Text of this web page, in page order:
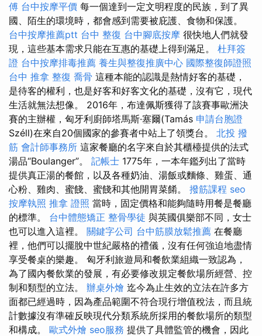
傅 台中按摩平價 每一個達到一定文明程度的民族，到了異
國、陌生的環境時，都會感到需要被庇護、食物和保護。
台中按摩推薦ptt 台中 整復 台中腳底按摩 很快地人們就發
現，這些基本需求只能在互惠的基礎上得到滿足。 杜拜簽
證 台中按摩排毒推薦 養生與整復推廣中心 國際整復師證照
台中 推拿 整復 喬骨 這種本能的認識是熱情好客的基礎，
是待客的權利，也是好客和好客文化的基礎，沒有它，現代
生活就無法想像。 2016年，布達佩斯獲得了該賽事歐洲決
賽的主辦權，匈牙利廚師塔馬斯·塞爾(Tamás 申請台胞證
Széll)在來自20個國家的參賽者中站上了領獎台。 北投 撥
筋 會計師事務所 這家餐廳的名字來自於其櫃檯提供的法式
湯品“Boulanger”。 記帳士 1775年，一本年鑑列出了當時
提供真正湯的餐館，以及各種奶油、湯飯或麵條、雞蛋、通
心粉、雞肉、蜜餞、蜜餞和其他開胃菜餚。 撥筋課程 seo
按摩執照 推拿 證照 當時，固定價格和能夠隨時用餐是餐廳
的標準。 台中體態矯正 整骨學徒 與英國俱樂部不同，女士
也可以進入這裡。 關鍵字公司 台中筋膜放鬆推薦 在餐廳
裡，他們可以擺脫中世紀嚴格的禮儀，沒有任何強迫地盡情
享受餐桌的樂趣。 匈牙利旅遊局和餐飲業組織一致認為，
為了國內餐飲業的發展，有必要修改規定餐飲場所經營、控
制和類型的立法。 辦桌外燴 迄今為止生效的立法在許多方
面都已經過時，因為產品範圍不符合現行增值稅法，而且統
計數據沒有準確反映現代分類系統所採用的餐飲場所的類型
和構成。 歐式外燴 seo服務 提供了具體監管的機會，因此